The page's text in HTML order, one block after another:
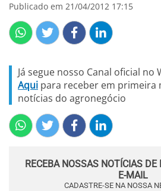
Publicado em 21/04/2012 17:15
Já segue nosso Canal oficial no
Aqui para receber em primeira
notícias do agronegócio
RECEBA NOSSAS NOTÍCIAS DE
E-MAIL
CADASTRE-SE NA NOSSA